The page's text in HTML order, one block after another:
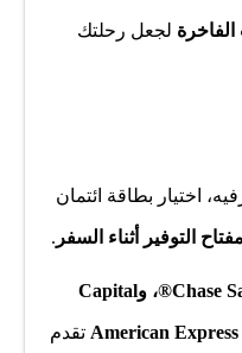
لجعل رحلتك
اختيار بطاقة ائتمان
التوفير أثناء السفر .
Chase Sapphire Preferred®، وCapital
تقدم